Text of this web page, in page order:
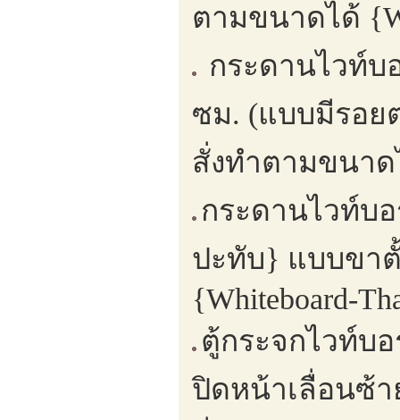
ตามขนาดได้
กระดานไวท์บ
ซม. (แบบมีรอย
สั่งทำตามขนาด
กระดานไวท์บ
ปะทับ} แบบขา
{Whiteboard-
ตู้กระจกไวท์บ
ปิดหน้าเลื่อนซ้